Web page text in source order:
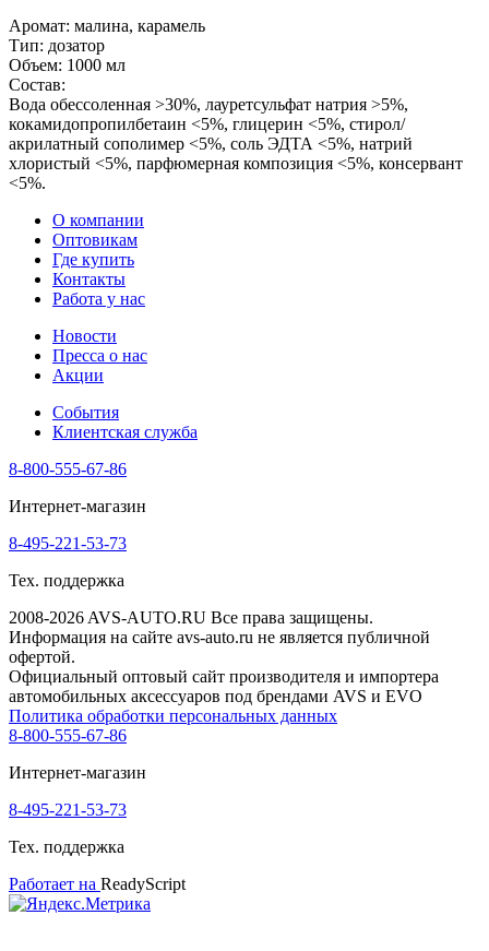
Аромат: малина, карамель
Тип: дозатор
Объем: 1000 мл
Состав:
Вода обессоленная >30%, лауретсульфат натрия >5%,
кокамидопропилбетаин <5%, глицерин <5%, стирол/
акрилатный сополимер <5%, соль ЭДТА <5%, натрий
хлористый <5%, парфюмерная композиция <5%, консервант
<5%.
О компании
Оптовикам
Где купить
Контакты
Работа у нас
Новости
Пресса о нас
Акции
События
Клиентская служба
8-800-555-67-86
Интернет-магазин
8-495-221-53-73
Тех. поддержка
2008-2026 AVS-AUTO.RU Все права защищены.
Информация на сайте avs-auto.ru не является публичной
офертой.
Официальный оптовый сайт производителя и импортера
автомобильных аксессуаров под брендами AVS и EVO
Политика обработки персональных данных
8-800-555-67-86
Интернет-магазин
8-495-221-53-73
Тех. поддержка
Работает на ReadyScript